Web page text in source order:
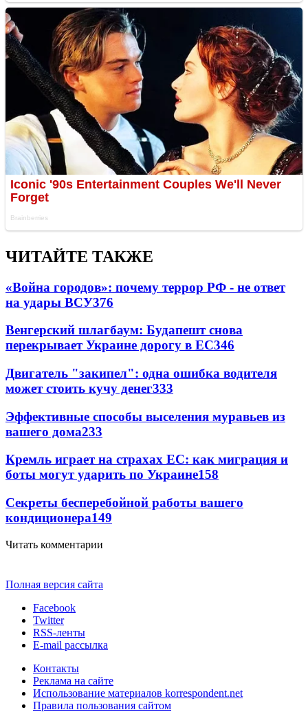
ЧИТАЙТЕ ТАКЖЕ
«Война городов»: почему террор РФ - не ответ
на удары ВСУ376
Венгерский шлагбаум: Будапешт снова
перекрывает Украине дорогу в ЕС346
Двигатель "закипел": одна ошибка водителя
может стоить кучу денег333
Эффективные способы выселения муравьев из
вашего дома233
Кремль играет на страхах ЕС: как миграция и
боты могут ударить по Украине158
Секреты бесперебойной работы вашего
кондиционера149
Читать комментарии
Полная версия сайта
Facebook
Twitter
RSS-ленты
E-mail рассылка
Контакты
Реклама на сайте
Использование материалов korrespondent.net
Правила пользования сайтом